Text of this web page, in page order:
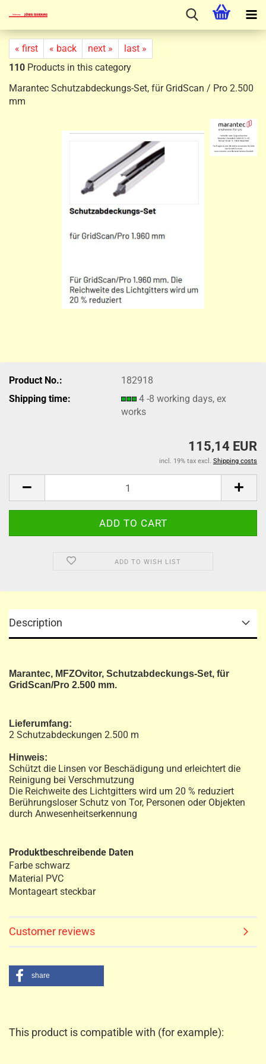
« first « back next »
last »
110 Products in this category
Marantec Schutzabdeckungs-Set, für GridScan / Pro 2.500
mm
Product No.:
182918
Shipping time:
4 -8 working days, ex
works
115,14 EUR
incl. 19% tax excl. Shipping costs
ADD TO WISH LIST
Description
Marantec, MFZOvitor, Schutzabdeckungs-Set, für
GridScan/Pro 2.500 mm.
Lieferumfang:
2 Schutzabdeckungen 2.500 m
Hinweis:
Schützt die Linsen vor Beschädigung und erleichtert die
Reinigung bei Verschmutzung
Die Reichweite des Lichtgitters wird um 20 % reduziert
Berührungsloser Schutz von Tor, Personen oder Objekten
durch Anwesenheitserkennung
Produktbeschreibende Daten
Farbe schwarz
Material PVC
Montageart steckbar
Customer reviews
share
This product is compatible with (for example):